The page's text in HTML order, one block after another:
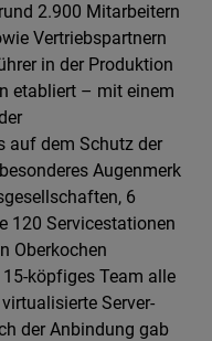
2.900 Mitarbeitern
Vertriebspartnern
in der Produktion
etabliert – mit einem
auf dem Schutz der
Augenmerk
6
120 Servicestationen
Oberkochen
köpfiges Team alle
Server-
der Anbindung gab